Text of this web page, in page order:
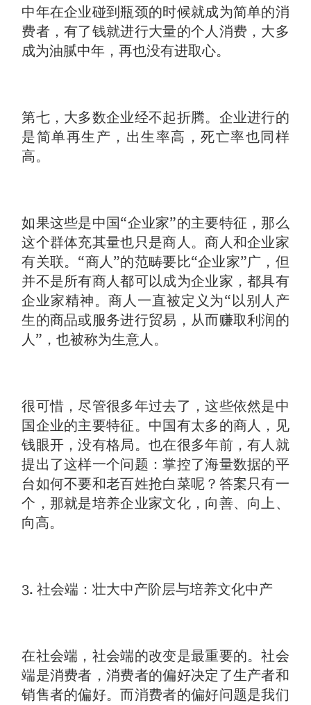
中年在企业碰到瓶颈的时候就成为简单的消
费者，有了钱就进行大量的个人消费，大多
成为油腻中年，再也没有进取心。
第七，大多数企业经不起折腾。企业进行的
是简单再生产，出生率高，死亡率也同样
高。
如果这些是中国“企业家”的主要特征，那么
这个群体充其量也只是商人。商人和企业家
有关联。“商人”的范畴要比“企业家”广，但
并不是所有商人都可以成为企业家，都具有
企业家精神。商人一直被定义为“以别人产
生的商品或服务进行贸易，从而赚取利润的
人”，也被称为生意人。
很可惜，尽管很多年过去了，这些依然是中
国企业的主要特征。中国有太多的商人，见
钱眼开，没有格局。也在很多年前，有人就
提出了这样一个问题：掌控了海量数据的平
台如何不要和老百姓抢白菜呢？答案只有一
个，那就是培养企业家文化，向善、向上、
向高。
3. 社会端：壮大中产阶层与培养文化中产
在社会端，社会端的改变是最重要的。社会
端是消费者，消费者的偏好决定了生产者和
销售者的偏好。而消费者的偏好问题是我们